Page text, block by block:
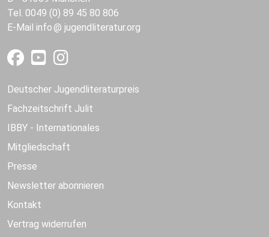
Tel. 0049 (0) 89 45 80 806
E-Mail info jugendliteratur.org
Deutscher Jugendliteraturpreis
Fachzeitschrift Julit
IBBY - Internationales
Mitgliedschaft
Presse
Newsletter abonnieren
Kontakt
Vertrag widerrufen